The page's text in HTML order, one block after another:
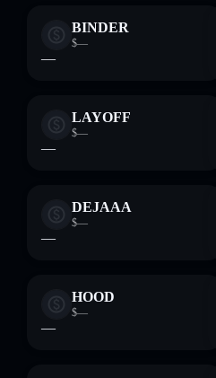
BINDER
$—
—
LAYOFF
$—
—
DEJAAA
$—
—
HOOD
$—
—